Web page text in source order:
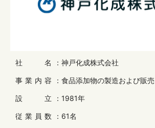
社 名 ：神戸化成株式会社
事業内容 ：食品添加物の製造および販売
設 立 ：1981年
従業員数 ：61名